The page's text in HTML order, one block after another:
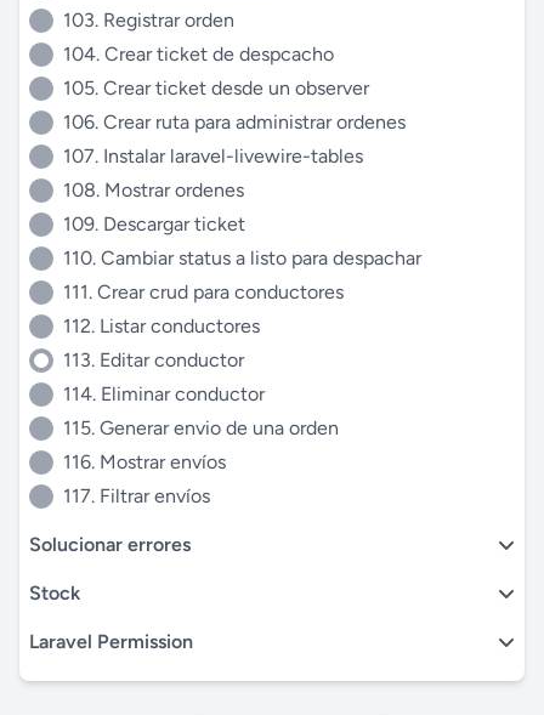
103. Registrar orden
104. Crear ticket de despcacho
105. Crear ticket desde un observer
106. Crear ruta para administrar ordenes
107. Instalar laravel-livewire-tables
108. Mostrar ordenes
109. Descargar ticket
110. Cambiar status a listo para despachar
111. Crear crud para conductores
112. Listar conductores
113. Editar conductor
114. Eliminar conductor
115. Generar envio de una orden
116. Mostrar envíos
117. Filtrar envíos
Solucionar errores
Stock
Laravel Permission